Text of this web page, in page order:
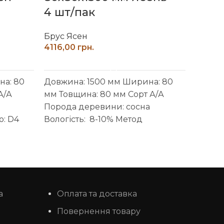
80
А
D4
4 шт/пак
Брус Ясен
грн.
Довжина: 1500 мм Ширина: 80
мм Товщина: 80 мм Сорт А/А
Порода деревини: сосна
Вологість: 8-10% Метод
калібрований, шліфований
узгоджуйте із менеджером
Оплата та доставка
Повернення товару